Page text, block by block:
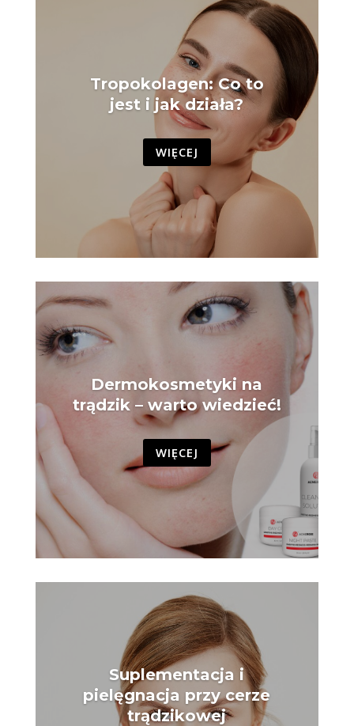
Tropokolagen: Co to
jest i jak działa?
WIĘCEJ
Dermokosmetyki na
trądzik – warto wiedzieć!
WIĘCEJ
Suplementacja i
pielęgnacja przy cerze
trądzikowej